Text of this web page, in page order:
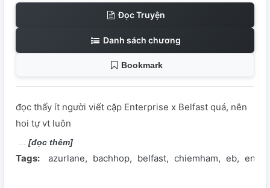
Đọc Truyện
Danh sách chương
Bookmark
đọc thấy ít người viết cặp Enterprise x Belfast quá, nên
hoi tự vt luôn
[đọc thêm]
Tags: azurlane bachhop belfast chiemham eb